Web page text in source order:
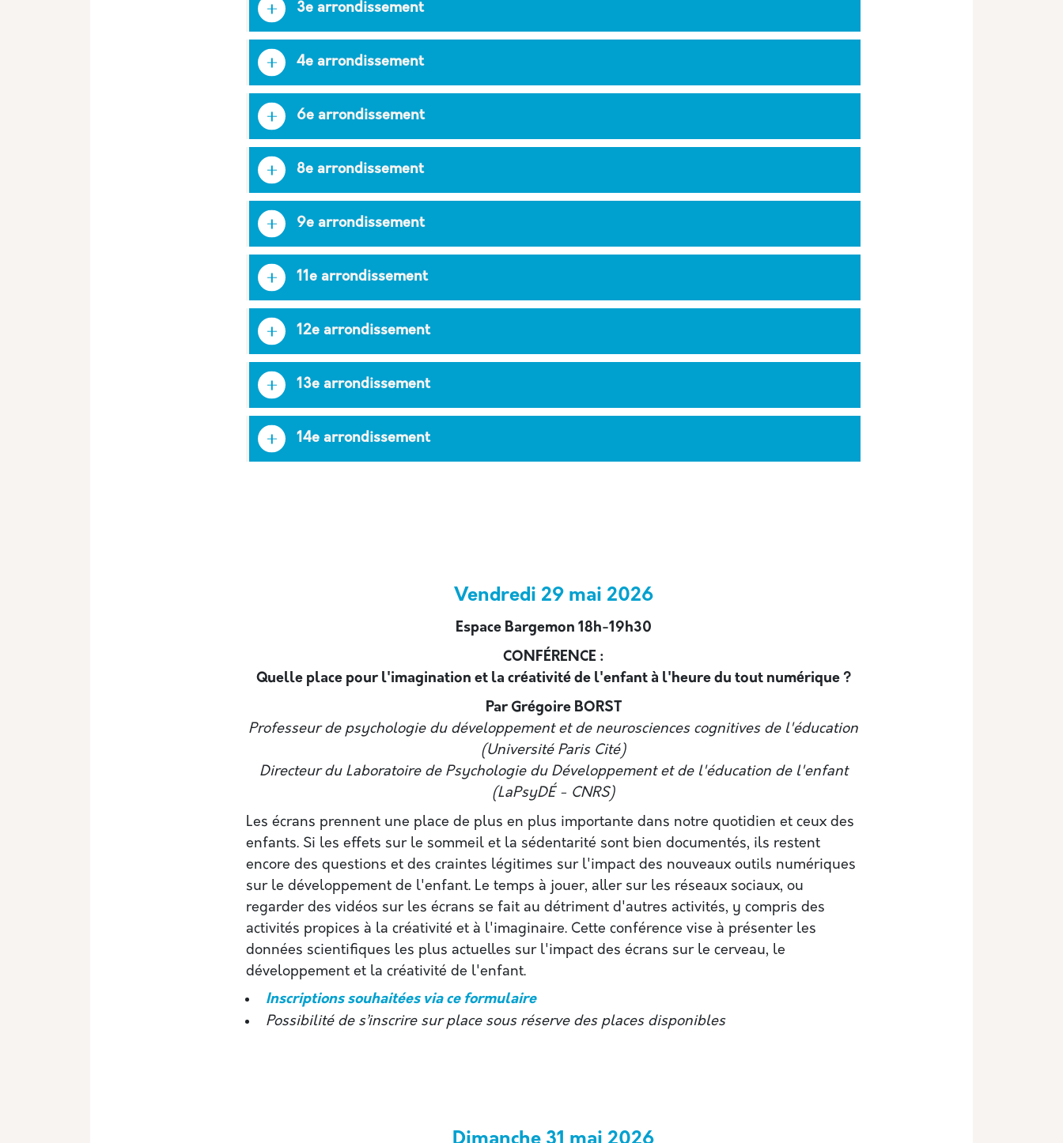
3e arrondissement
4e arrondissement
6e arrondissement
8e arrondissement
9e arrondissement
11e arrondissement
12e arrondissement
13e arrondissement
14e arrondissement
Vendredi 29 mai 2026
Espace Bargemon 18h-19h30
CONFÉRENCE :
Quelle place pour l'imagination et la créativité de l'enfant à l'heure du tout numérique ?
Par Grégoire BORST
Professeur de psychologie du développement et de neurosciences cognitives de l'éducation
(Université Paris Cité)
Directeur du Laboratoire de Psychologie du Développement et de l'éducation de l'enfant
(LaPsyDÉ - CNRS)
Les écrans prennent une place de plus en plus importante dans notre quotidien et ceux des
enfants. Si les effets sur le sommeil et la sédentarité sont bien documentés, ils restent
encore des questions et des craintes légitimes sur l'impact des nouveaux outils numériques
sur le développement de l'enfant. Le temps à jouer, aller sur les réseaux sociaux, ou
regarder des vidéos sur les écrans se fait au détriment d'autres activités, y compris des
activités propices à la créativité et à l'imaginaire. Cette conférence vise à présenter les
données scientifiques les plus actuelles sur l'impact des écrans sur le cerveau, le
développement et la créativité de l'enfant.
Inscriptions souhaitées via ce formulaire
Possibilité de s’inscrire sur place sous réserve des places disponibles